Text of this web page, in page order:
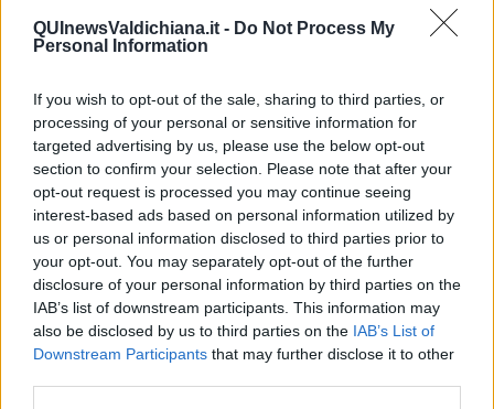
QUInewsValdichiana.it - Do Not Process My
Personal Information
If you wish to opt-out of the sale, sharing to third parties, or
processing of your personal or sensitive information for
targeted advertising by us, please use the below opt-out
section to confirm your selection. Please note that after your
opt-out request is processed you may continue seeing
interest-based ads based on personal information utilized by
us or personal information disclosed to third parties prior to
your opt-out. You may separately opt-out of the further
disclosure of your personal information by third parties on the
IAB’s list of downstream participants. This information may
also be disclosed by us to third parties on the IAB’s List of
Downstream Participants that may further disclose it to other
​La disinformazione climatica veicolata dai media
Senza una Retta Visione l’Uomo è un automa
​La cleptocrazia e lo studio sociologico della propaganda di
guerra
​Uccidere per gioco: il cacciatore e chi vuole armarsi
​La Cop 30 di Belem giorno per giorno
La Cop 30, i crimini e i misfatti verso la vita sulla terra
Arrostire il pianeta: le grandi emissioni della carne e dei
​Cop 30, uragani e riconversione delle spese militari
La responsabilità storica della morte sulla terra
PTSD e suicidi svelano l’intento suicidario della guerra e
dell’ignoranza
Il Wenzi e la decadenza verso la guerra e la morte
​Il tecno-fascismo e i suoi nemici delusi
​I comici e il vittimismo paranoideo al potere